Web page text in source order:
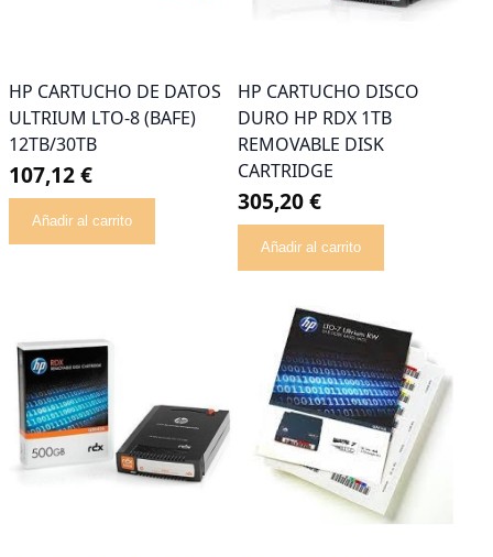
HP CARTUCHO DE DATOS
ULTRIUM LTO-8 (BAFE)
12TB/30TB
107,12 €
Añadir al carrito
HP CARTUCHO DISCO
DURO HP RDX 1TB
REMOVABLE DISK
CARTRIDGE
305,20 €
Añadir al carrito